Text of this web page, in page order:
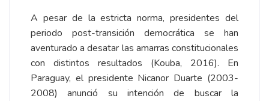
A pesar de la estricta norma, presidentes del
periodo post-transición democrática se han
aventurado a desatar las amarras constitucionales
con distintos resultados (Kouba, 2016). En
Paraguay, el presidente Nicanor Duarte (2003-
2008) anunció su intención de buscar la